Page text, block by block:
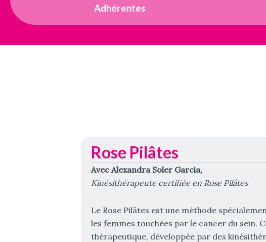
Adhérentes
Rose Pilâtes
Avec Alexandra Soler Garcia,
Kinésithérapeute certifiée en Rose Pilâtes
Le Rose Pilâtes est une méthode
les femmes touchées par le cancer du sein.
thérapeutique, développée par des